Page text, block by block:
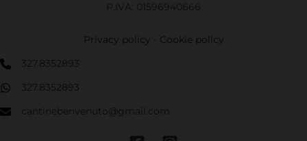
P.IVA: 01596940666
Privacy policy Cookie policy
327.8352893
327.8352893
cantinebenvenuto@gmail.com